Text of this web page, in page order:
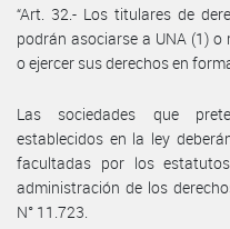
“Art. 32.- Los titulares de
podrán asociarse a UNA (1)
o ejercer sus derechos en
Las sociedades que
establecidos en la ley
facultadas por los
administración de los
N° 11.723.